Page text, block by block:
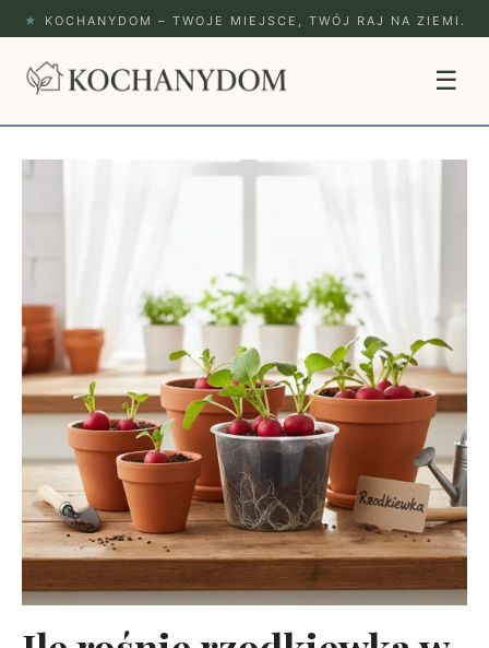
★ KOCHANYDOM – TWOJE MIEJSCE, TWÓJ RAJ NA ZIEMI.
☰